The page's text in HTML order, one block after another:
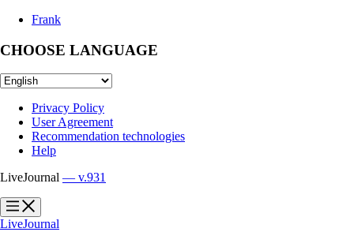
Frank
CHOOSE LANGUAGE
Privacy Policy
User Agreement
Recommendation technologies
Help
LiveJournal — v.931
?
?
LiveJournal